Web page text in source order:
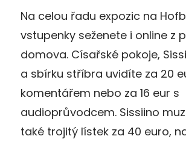
Na celou řadu expozic na
vstupenky seženete i online z
domova. Císařské pokoje,
a sbírku stříbra uvidíte za 20
komentářem nebo za 16 eur s
audioprůvodcem. Sissiino
také trojitý lístek za 40 euro,